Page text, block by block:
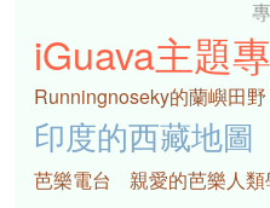
iGuava主題
Runningnoseky的蘭嶼田野
印度的西藏地圖
芭樂電台
親愛的芭樂人類